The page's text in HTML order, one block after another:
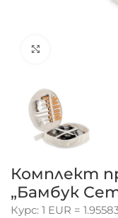
Комплект
„Бамбук
Курс: 1 EUR =